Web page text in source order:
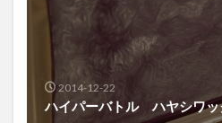
2014-12-22
ハイパーバトル ハヤシワッ